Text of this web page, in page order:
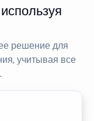
решение для
учитывая все